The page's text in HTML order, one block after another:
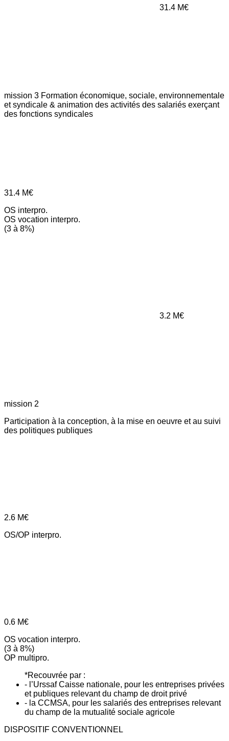
31.4 M€
mission 3 Formation économique, sociale, environnementale
et syndicale & animation des activités des salariés exerçant
des fonctions syndicales
31.4 M€
OS interpro.
OS vocation interpro.
(3 à 8%)
3.2 M€
mission 2
Participation à la conception, à la mise en oeuvre et au suivi
des politiques publiques
2.6 M€
OS/OP interpro.
0.6 M€
OS vocation interpro.
(3 à 8%)
OP multipro.
*Recouvrée par :
- l’Urssaf Caisse nationale, pour les entreprises privées
et publiques relevant du champ de droit privé
- la CCMSA, pour les salariés des entreprises relevant
du champ de la mutualité sociale agricole
DISPOSITIF CONVENTIONNEL